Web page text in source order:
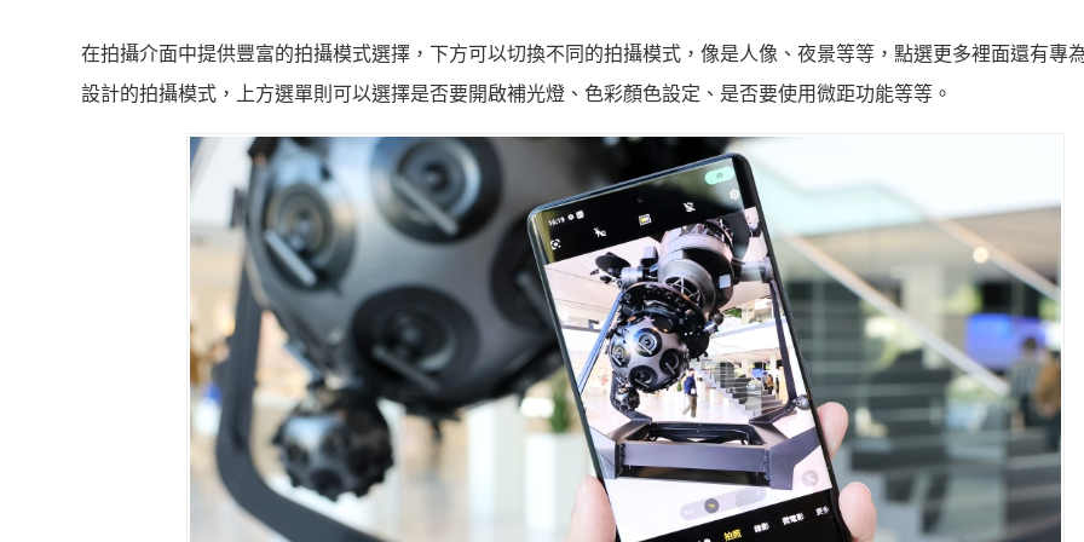
在拍攝介面中提供豐富的拍攝模式選擇，下方可以切換不同的拍攝模式，像是人像、夜景等等，點選更多裡面還有專
設計的拍攝模式，上方選單則可以選擇是否要開啟補光燈、色彩顏色設定、是否要使用微距功能等等。